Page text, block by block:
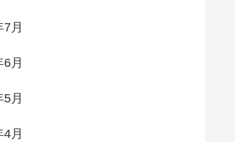
月
月
月
月